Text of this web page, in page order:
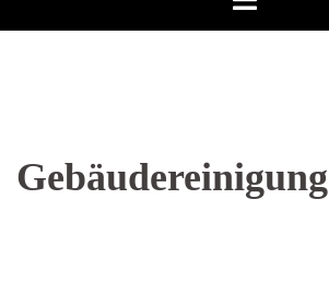
Gebäudereinigung